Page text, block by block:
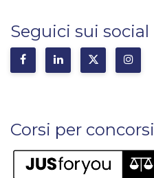
Seguici sui social
Corsi per concorsi